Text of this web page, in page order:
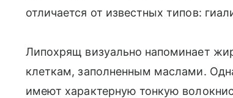
отличается от известных типов:
Липохрящ визуально напоминает
клеткам, заполненным маслами.
имеют характерную тонкую